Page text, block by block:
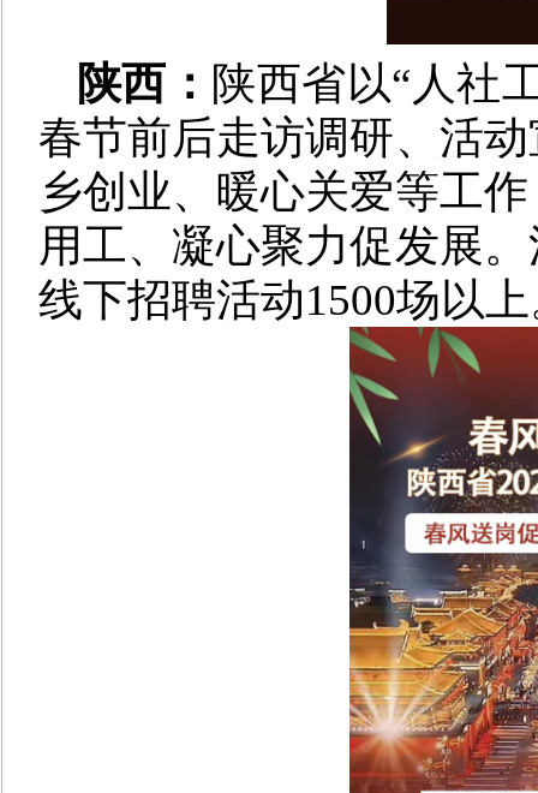
陕西： 陕西省以“人社
春节前后走访调研、活
乡创业、暖心关爱等工
用工、凝心聚力促发展
线下招聘活动1500场以